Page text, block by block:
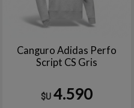
Canguro Adidas Perfo
Script CS Gris
$U 4.590